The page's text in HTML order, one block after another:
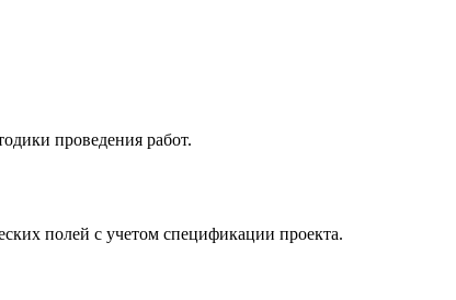
проведения работ.
полей с учетом спецификации проекта.